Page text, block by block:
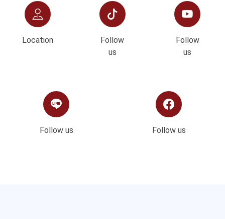
Location
Follow
us
Follow
us
Follow us Follow us